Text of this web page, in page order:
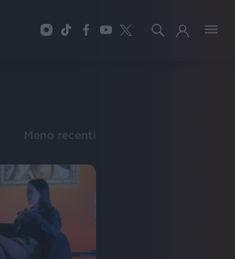
Meno recenti